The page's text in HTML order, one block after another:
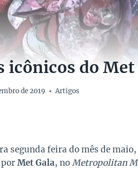
icônicos do Met
de 2019 Artigos
segunda feira do mês de maio,
Met Gala, noMetropolitan